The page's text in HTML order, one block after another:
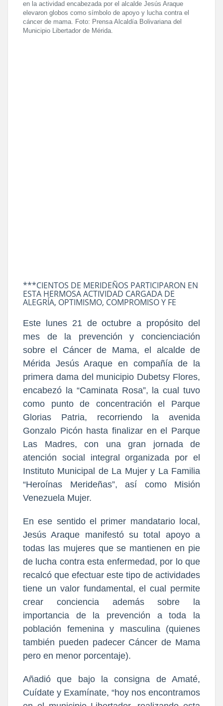
en la actividad encabezada por el alcalde Jesús Araque
elevaron globos como símbolo de apoyo y lucha contra el
cáncer de mama. Foto: Prensa Alcaldía Bolivariana del
Municipio Libertador de Mérida.
***CIENTOS DE MERIDEÑOS PARTICIPARON EN
ESTA HERMOSA ACTIVIDAD CARGADA DE
ALEGRÍA, OPTIMISMO, COMPROMISO Y FE
Este lunes 21 de octubre a propósito del
mes de la prevención y concienciación
sobre el Cáncer de Mama, el alcalde de
Mérida Jesús Araque en compañía de la
primera dama del municipio Dubetsy Flores,
encabezó la “Caminata Rosa”, la cual tuvo
como punto de concentración el Parque
Glorias Patria, recorriendo la avenida
Gonzalo Picón hasta finalizar en el Parque
Las Madres, con una gran jornada de
atención social integral organizada por el
Instituto Municipal de La Mujer y La Familia
“Heroínas Merideñas”, así como Misión
Venezuela Mujer.
En ese sentido el primer mandatario local,
Jesús Araque manifestó su total apoyo a
todas las mujeres que se mantienen en pie
de lucha contra esta enfermedad, por lo que
recalcó que efectuar este tipo de actividades
tiene un valor fundamental, el cual permite
crear conciencia además sobre la
importancia de la prevención a toda la
población femenina y masculina (quienes
también pueden padecer Cáncer de Mama
pero en menor porcentaje).
Añadió que bajo la consigna de Amaté,
Cuídate y Examínate, “hoy nos encontramos